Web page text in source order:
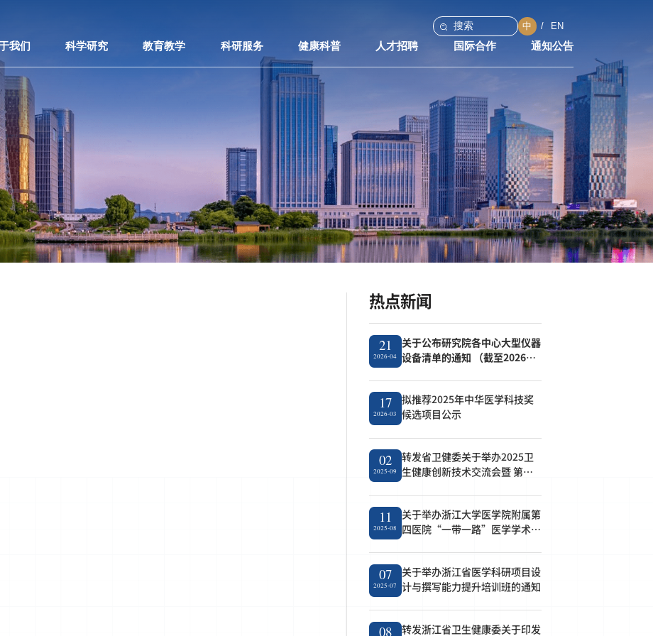
中 EN
我们 科学研究 教育教学 科研服务 健康科普 人才招聘 国际合作 通知公告
热点新闻
21
2026-04
关于公布研究院各中心大型仪器
设备清单的通知 （截至2026年4
17
2026-03
拟推荐2025年中华医学科技奖
候选项目公示
02
2025-09
转发省卫健委关于举办2025卫
生健康创新技术交流会暨 第七
11
2025-08
关于举办浙江大学医学院附属第
四医院“一带一路”医学学术论
07
2025-07
关于举办浙江省医学科研项目设
计与撰写能力提升培训班的通知
08 转发浙江省卫生健康委关于印发